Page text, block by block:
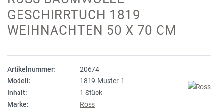
GESCHIRRTUCH 1819
WEIHNACHTEN 50 X 70 CM
Artikelnummer:
20674
Modell:
1819-Muster-1
Inhalt:
1 Stück
Marke:
Ross